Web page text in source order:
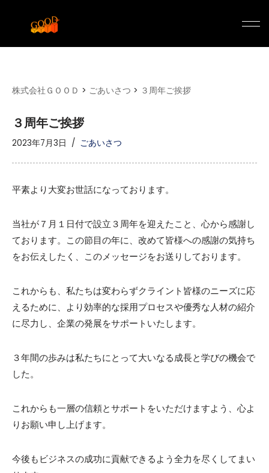
ン
ツ
ス
ッ
プ
株式会社ＧＯＯＤ > ごあいさつ > ３周年ご挨拶
３周年ご挨拶
2023年7月3日 ごあいさつ
平素より大変お世話になっております。
当社が７月１日付で設立３周年を迎えたこと、心から感謝し
ております。この節目の年に、改めて皆様への感謝の気持ち
をお伝えしたく、このメッセージをお送りしております。
これからも、私たちは変わらずクライント皆様のニーズに応
えるために、より効率的な採用プロセスや優秀な人材の紹介
に尽力し、企業の発展をサポートいたします。
３年間の歩みは私たちにとって大いなる成長と学びの機会で
した。
これからも一層の信頼とサポートをいただけますよう、心よ
りお願い申し上げます。
今後もビジネスの成功に貢献できるよう全力を尽くしてまい